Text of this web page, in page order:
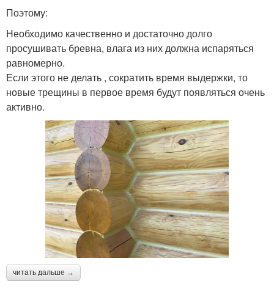
Поэтому:
Необходимо качественно и достаточно долго
просушивать бревна, влага из них должна испаряться
равномерно.
Если этого не делать , сократить время выдержки, то
новые трещины в первое время будут появляться очень
активно.
читать дальше →